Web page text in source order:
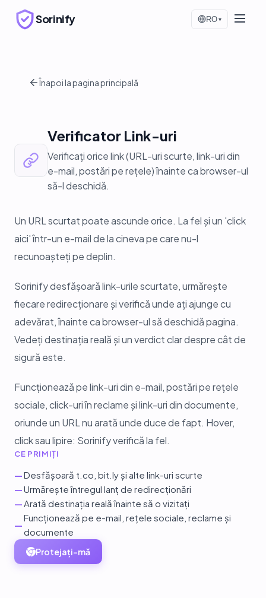
Sorinify RO▾
Înapoi la pagina principală
Verificator Link-uri
Verificați orice link (URL-uri scurte, link-uri din
e-mail, postări pe rețele) înainte ca browser-ul
să-l deschidă.
Un URL scurtat poate ascunde orice. La fel și un 'click
aici' într-un e-mail de la cineva pe care nu-l
recunoașteți pe deplin.
Sorinify desfășoară link-urile scurtate, urmărește
fiecare redirecționare și verifică unde ați ajunge cu
adevărat, înainte ca browser-ul să deschidă pagina.
Vedeți destinația reală și un verdict clar despre cât de
sigură este.
Funcționează pe link-uri din e-mail, postări pe rețele
sociale, click-uri în reclame și link-uri din documente,
oriunde un URL nu arată unde duce de fapt. Hover,
click sau lipire: Sorinify verifică la fel.
CE PRIMIȚI
—Desfășoară t.co, bit.ly și alte link-uri scurte
—Urmărește întregul lanț de redirecționări
—Arată destinația reală înainte să o vizitați
—
Funcționează pe e-mail, rețele sociale, reclame și
documente
Protejați-mă